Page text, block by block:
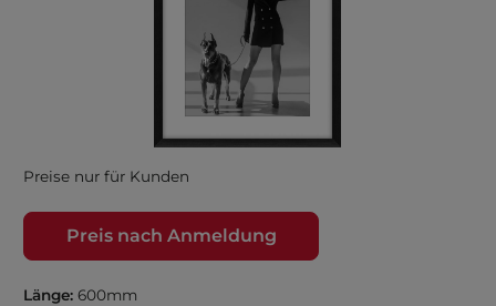
Preise nur für Kunden
Preis nach Anmeldung
Länge: 600mm